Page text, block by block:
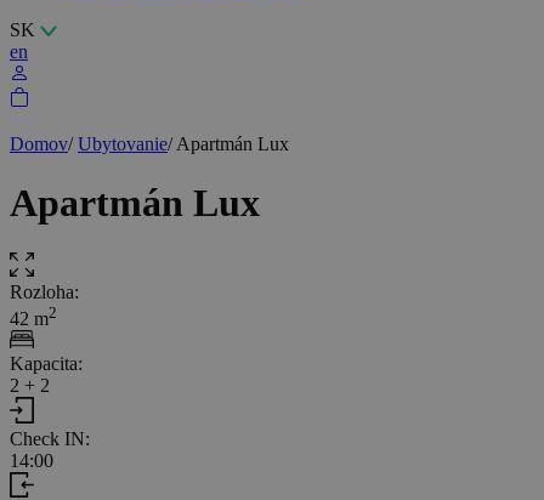
SK
en
Domov/ Ubytovanie/ Apartmán Lux
Apartmán Lux
Rozloha:
42 m2
Kapacita:
2 + 2
Check IN:
14:00